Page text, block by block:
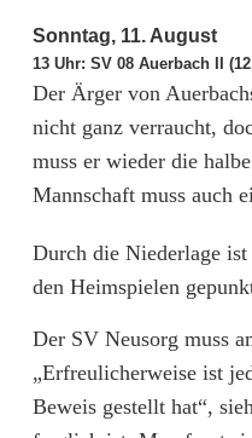
s
t
e
i
g
t
b
e
r
Sonntag, 11. August
13 Uhr: SV 08 Auerbach II
Der Ärger von
nicht ganz verraucht,
muss er wieder die
Mannschaft muss auch
Durch die Niederlage
den Heimspielen
Der SV Neusorg muss
„Erfreulicherweise ist
Beweis gestellt hat“,